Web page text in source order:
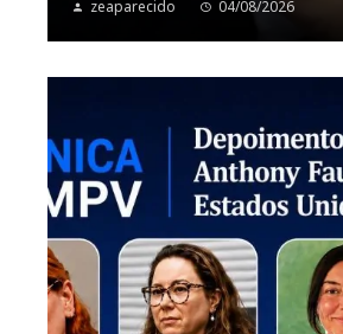
zeaparecido 04/08/2026